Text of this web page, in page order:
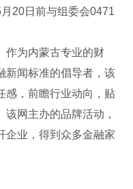
20日前与组委会0471
作为内蒙古专业的财
新闻标准的倡导者，该
感，前瞻行业动向，贴
网主办的品牌活动，
企业，得到众多金融家